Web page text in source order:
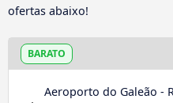
ofertas abaixo!
BARATO
Aeroporto do Galeão -